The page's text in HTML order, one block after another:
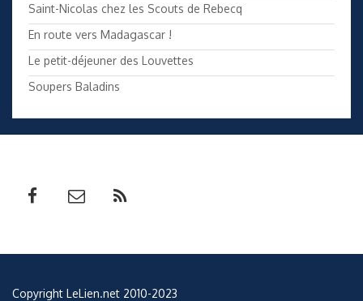
Saint-Nicolas chez les Scouts de Rebecq
En route vers Madagascar !
Le petit-déjeuner des Louvettes
Soupers Baladins
Copyright LeLien.net 2010-2023